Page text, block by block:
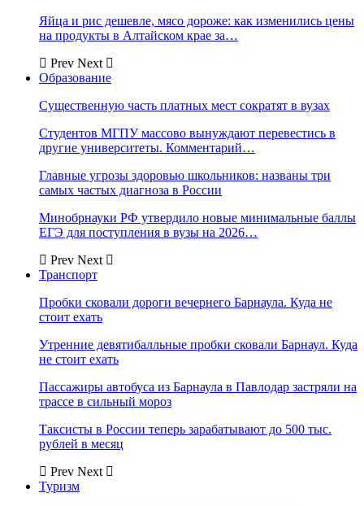
Яйца и рис дешевле, мясо дороже: как изменились цены
на продукты в Алтайском крае за…
Prev Next
Образование
Существенную часть платных мест сократят в вузах
Студентов МГПУ массово вынуждают перевестись в
другие университеты. Комментарий…
Главные угрозы здоровью школьников: названы три
самых частых диагноза в России
Минобрнауки РФ утвердило новые минимальные баллы
ЕГЭ для поступления в вузы на 2026…
Prev Next
Транспорт
Пробки сковали дороги вечернего Барнаула. Куда не
стоит ехать
Утренние девятибалльные пробки сковали Барнаул. Куда
не стоит ехать
Пассажиры автобуса из Барнаула в Павлодар застряли на
трассе в сильный мороз
Таксисты в России теперь зарабатывают до 500 тыс.
рублей в месяц
Prev Next
Туризм